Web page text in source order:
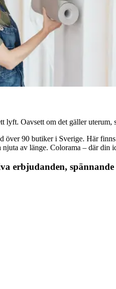
lyft. Oavsett om det gäller
över 90 butiker i Sverige. Här
av länge. Colorama – där din
erbjudanden,